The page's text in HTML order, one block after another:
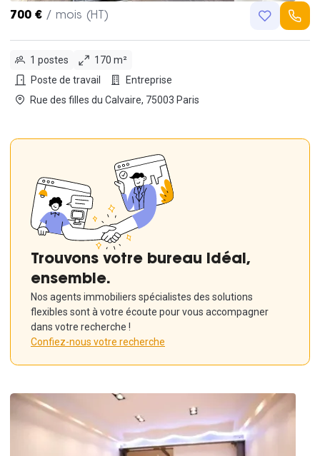
700 € / mois (HT)
1 postes
170 m²
Poste de travail
Entreprise
Rue des filles du Calvaire, 75003 Paris
Trouvons votre bureau idéal,
ensemble.
Nos agents immobiliers spécialistes des solutions
flexibles sont à votre écoute pour vous accompagner
dans votre recherche !
Confiez-nous votre recherche